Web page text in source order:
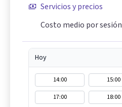
Servicios y precios
Costo medio por sesión
Hoy
14:00 15:00
17:00
18:00